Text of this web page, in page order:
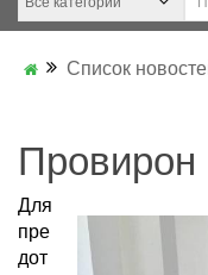
Список
Провирон
Для
пре
дот